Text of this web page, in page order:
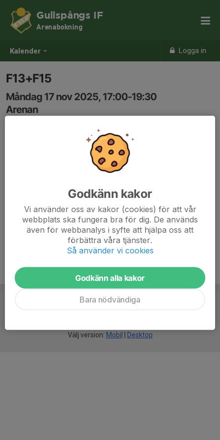
Kalender Logga in
Gullspångs IF
Arenabokning
F13+F15
Måndag 17 nov 2025, 17:00-19:30
Arenan
Välj version: Mobil Desktop
Godkänn kakor
Vi använder oss av kakor (cookies) för att vår
webbplats ska fungera bra för dig. De används
även för webbanalys i syfte att hjälpa oss att
förbättra våra tjänster.
Så använder vi cookies
Godkänn alla kakor
Bara nödvändiga